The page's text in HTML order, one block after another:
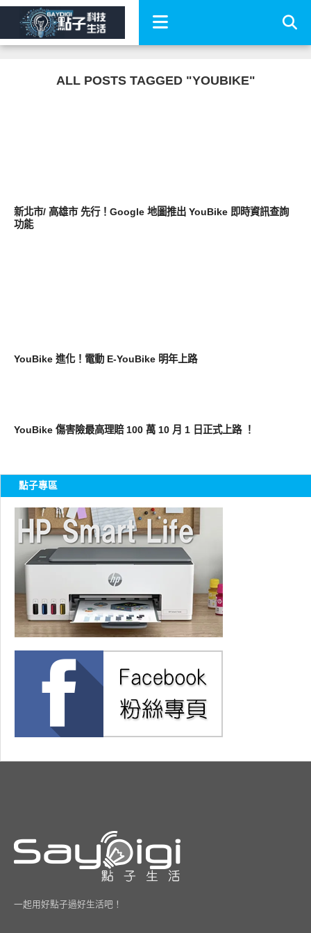
ALL POSTS TAGGED "YOUBIKE"
新北市/ 高雄市 先行！Google 地圖推出 YouBike 即時資訊查詢
功能
YouBike 進化！電動 E-YouBike 明年上路
YouBike 傷害險最高理賠 100 萬 10 月 1 日正式上路 ！
點子專區
一起用好點子過好生活吧！